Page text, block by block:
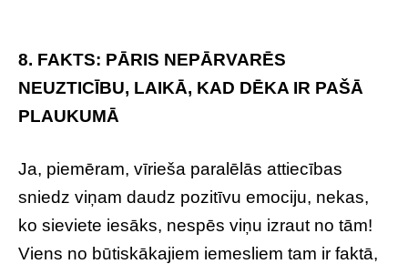
8. FAKTS: PĀRIS NEPĀRVARĒS
NEUZTICĪBU, LAIKĀ, KAD DĒKA IR PAŠĀ
PLAUKUMĀ
Ja, piemēram, vīrieša paralēlās attiecības
sniedz viņam daudz pozitīvu emociju, nekas,
ko sieviete iesāks, nespēs viņu izraut no tām!
Viens no būtiskākajiem iemesliem tam ir faktā,